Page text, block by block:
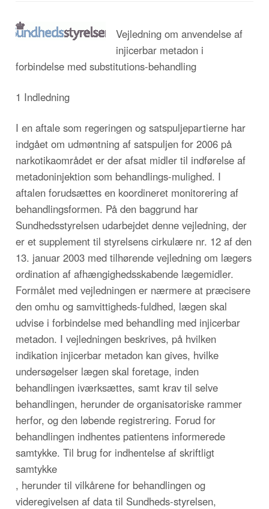
Vejledning om anvendelse af
injicerbar metadon i
forbindelse med substitutions-behandling
1 Indledning
I en aftale som regeringen og satspuljepartierne har
indgået om udmøntning af satspuljen for 2006 på
narkotikaområdet er der afsat midler til indførelse af
metadoninjektion som behandlings-mulighed. I
aftalen forudsættes en koordineret monitorering af
behandlingsformen. På den baggrund har
Sundhedsstyrelsen udarbejdet denne vejledning, der
er et supplement til styrelsens cirkulære nr. 12 af den
13. januar 2003 med tilhørende vejledning om lægers
ordination af afhængighedsskabende lægemidler.
Formålet med vejledningen er nærmere at præcisere
den omhu og samvittigheds-fuldhed, lægen skal
udvise i forbindelse med behandling med injicerbar
metadon. I vejledningen beskrives, på hvilken
indikation injicerbar metadon kan gives, hvilke
undersøgelser lægen skal foretage, inden
behandlingen iværksættes, samt krav til selve
behandlingen, herunder de organisatoriske rammer
herfor, og den løbende registrering. Forud for
behandlingen indhentes patientens informerede
samtykke. Til brug for indhentelse af skriftligt
samtykke
, herunder til vilkårene for behandlingen og
videregivelsen af data til Sundheds-styrelsen,